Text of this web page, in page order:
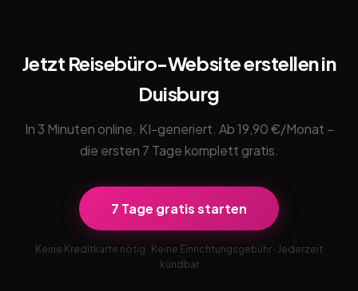
Jetzt Reisebüro-Website erstellen in
Duisburg
In 3 Minuten online. KI-generiert. Ab 19,90 €/Monat –
die ersten 7 Tage komplett gratis.
7 Tage gratis starten
Keine Kreditkarte nötig · Keine Einrichtungsgebühr · Jederzeit
kündbar